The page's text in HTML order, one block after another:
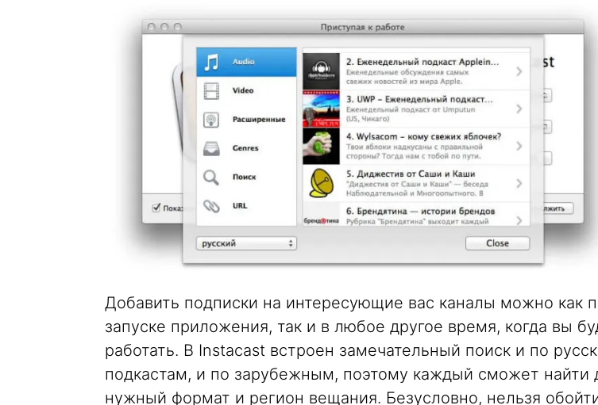
Добавить подписки на интересующие вас каналы можно как
запуске приложения, так и в любое другое время, когда вы
работать. В Instacast встроен замечательный поиск и по
подкастам, и по зарубежным, поэтому каждый сможет найти
нужный формат и регион вещания. Безусловно, нельзя